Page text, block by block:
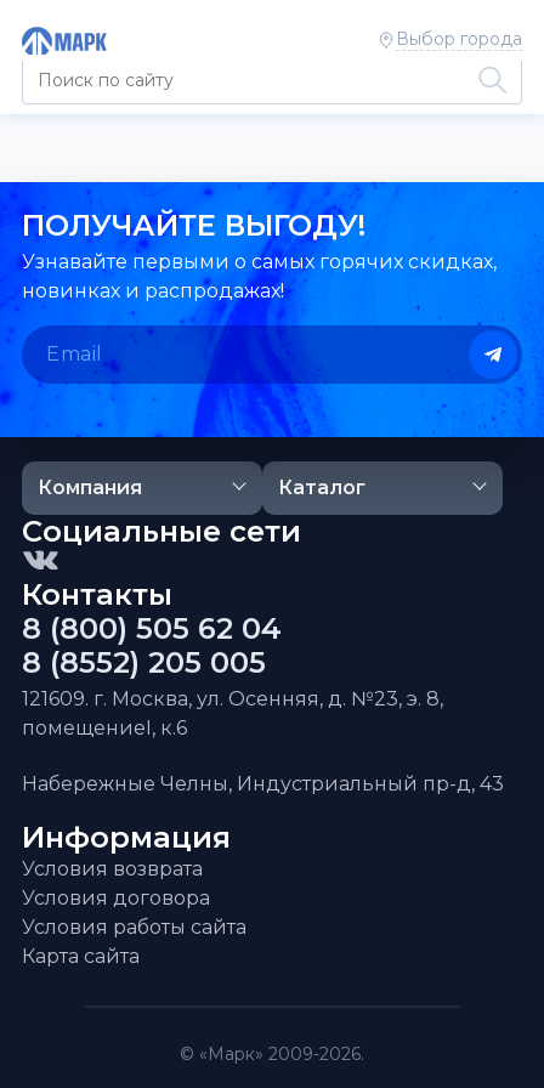
Выбор города
ПОЛУЧАЙТЕ ВЫГОДУ!
Узнавайте первыми о самых горячих скидках,
новинках и распродажах!
Компания Каталог
Информация
Условия возврата
Условия договора
Условия работы сайта
Карта сайта
Контакты
8 (800) 505 62 04
8 (8552) 205 005
121609. г. Москва, ул. Осенняя, д. №23, э. 8,
помещениеI, к.6
Набережные Челны, Индустриальный пр-д, 43
Социальные сети
© «Марк» 2009-2026.